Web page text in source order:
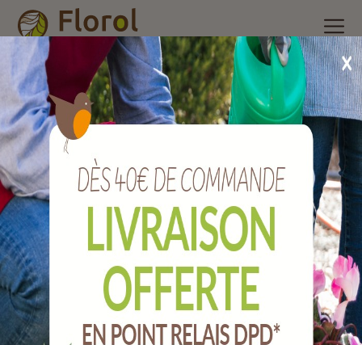
Accueil Nos produits /Arrosage/Arrosoir
Arrosoir jardin
extra-fort prune 13 litres avec pomme.
Arrosoir jardin extra-fort prune 13 litres
avec pomme.